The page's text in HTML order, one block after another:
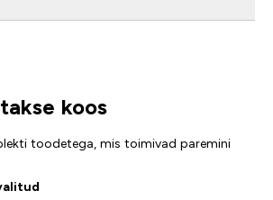
koos
toodetega, mis toimivad paremini